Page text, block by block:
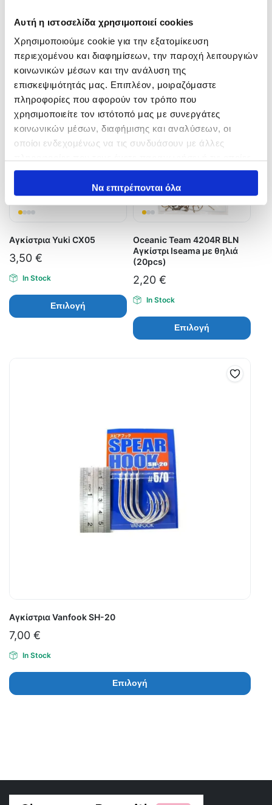
Αυτή η ιστοσελίδα χρησιμοποιεί cookies
Χρησιμοποιούμε cookie για την εξατομίκευση
περιεχομένου και διαφημίσεων, την παροχή λειτουργιών
κοινωνικών μέσων και την ανάλυση της
επισκεψιμότητάς μας. Επιπλέον, μοιραζόμαστε
πληροφορίες που αφορούν τον τρόπο που
χρησιμοποιείτε τον ιστότοπό μας με συνεργάτες
κοινωνικών μέσων, διαφήμισης και αναλύσεων, οι
οποίοι ενδεχομένως να τις συνδυάσουν με άλλες
έχουν συλλέξει σε σχέση με την από μέρους σας χρήση
των υπηρεσιών τους.Να επιτρέπονται όλα
6,50€
In Stock
Επιλογή
4,95 €–5,95
In Stock
Επιλογή
Αγκίστρια Yuki CX05
3,50 €
In Stock
Επιλογή
Oceanic Team 4204R BLN
Αγκίστρι Iseama με θηλιά
(20pcs)
2,20 €
In Stock
Επιλογή
Αγκίστρια Vanfook SH-20
7,00 €
In Stock
Επιλογή